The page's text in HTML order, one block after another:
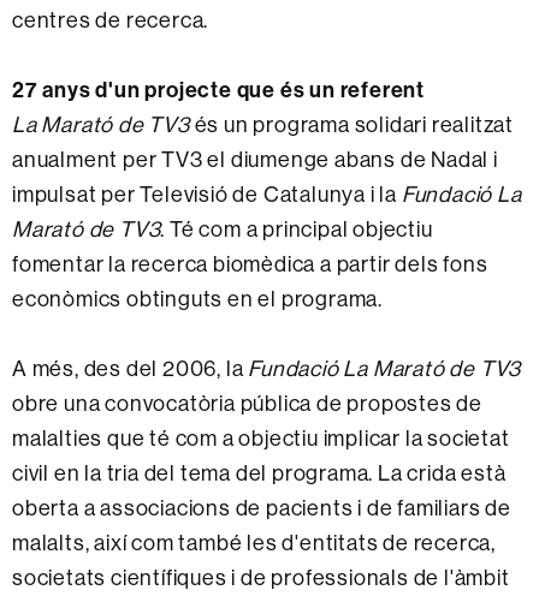
centres de recerca.
27 anys d'un projecte que és un referent
La Marató de TV3és un programa solidari realitzat
anualment per TV3 el diumenge abans de Nadal i
impulsat per Televisió de Catalunya i la Fundació La
Marató de TV3. Té com a principal objectiu
fomentar la recerca biomèdica a partir dels fons
econòmics obtinguts en el programa.
A més, des del 2006, la Fundació La Marató de TV3
obre una convocatòria pública de propostes de
malalties que té com a objectiu implicar la societat
civil en la tria del tema del programa. La crida està
oberta a associacions de pacients i de familiars de
malalts, així com també les d'entitats de recerca,
societats científiques i de professionals de l'àmbit